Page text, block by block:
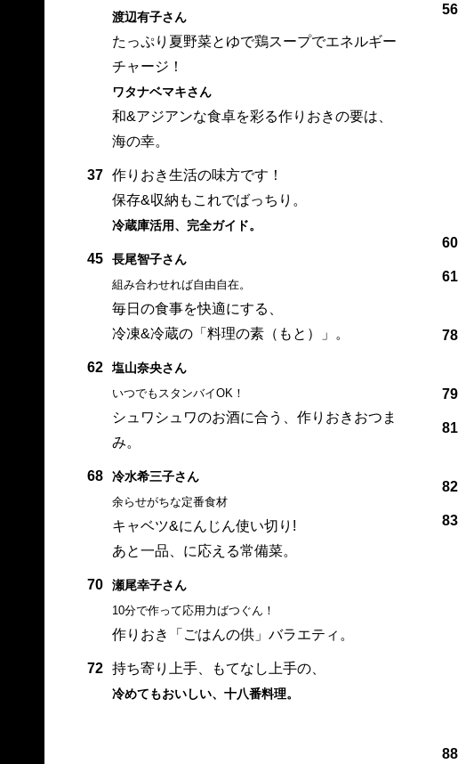
渡辺有子さん
たっぷり夏野菜とゆで鶏スープでエネルギー
チャージ！
ワタナベマキさん
和&アジアンな食卓を彩る作りおきの要は、
海の幸。
37
作りおき生活の味方です！
保存&収納もこれでばっちり。
冷蔵庫活用、完全ガイド。
45 長尾智子さん
組み合わせれば自由自在。
毎日の食事を快適にする、
冷凍&冷蔵の「料理の素（もと）」。
62 塩山奈央さん
いつでもスタンバイOK！
シュワシュワのお酒に合う、作りおきおつま
み。
68 冷水希三子さん
余らせがちな定番食材
キャベツ&にんじん使い切り!
あと一品、に応える常備菜。
70 瀬尾幸子さん
10分で作って応用力ばつぐん！
作りおき「ごはんの供」バラエティ。
72 持ち寄り上手、もてなし上手の、
冷めてもおいしい、十八番料理。
56
60
61
78
79
81
82
83
88